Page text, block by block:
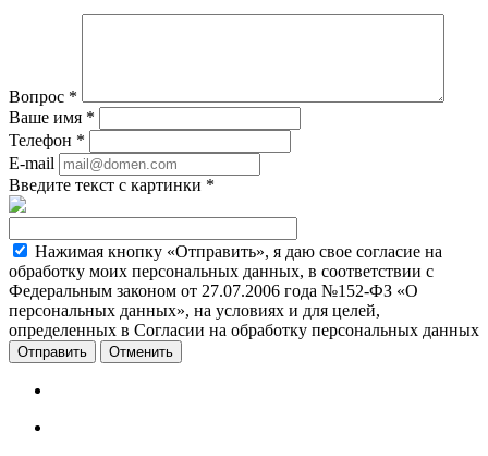
Вопрос *
Ваше имя *
Телефон *
E-mail
Введите текст с картинки *
Нажимая кнопку «Отправить», я даю свое согласие на
обработку моих персональных данных, в соответствии с
Федеральным законом от 27.07.2006 года №152-ФЗ «О
персональных данных», на условиях и для целей,
определенных в Согласии на обработку персональных данных
Отменить